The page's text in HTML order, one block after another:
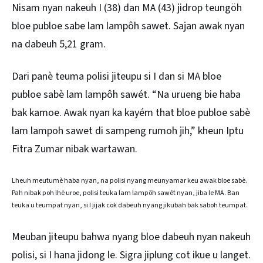
Nisam nyan nakeuh I (38) dan MA (43) jidrop teungöh
bloe publoe sabe lam lampôh sawet. Sajan awak nyan
na dabeuh 5,21 gram.
Dari panè teuma polisi jiteupu si I dan si MA bloe
publoe sabè lam lampôh sawét. “Na urueng bie haba
bak kamoe. Awak nyan ka kayém that bloe publoe sabè
lam lampoh sawet di sampeng rumoh jih,” kheun Iptu
Fitra Zumar nibak wartawan.
Lheuh meutumè haba nyan, na polisi nyang meunyamar keu awak bloe sabè.
Pah nibak poh lhè uroe, polisi teuka lam lampôh sawét nyan, jiba le MA. Ban
teuka u teumpat nyan, si I jijak cok dabeuh nyang jikubah bak saboh teumpat.
Meuban jiteupu bahwa nyang bloe dabeuh nyan nakeuh
polisi, si I hana jidong le. Sigra jiplung cot ikue u langet.